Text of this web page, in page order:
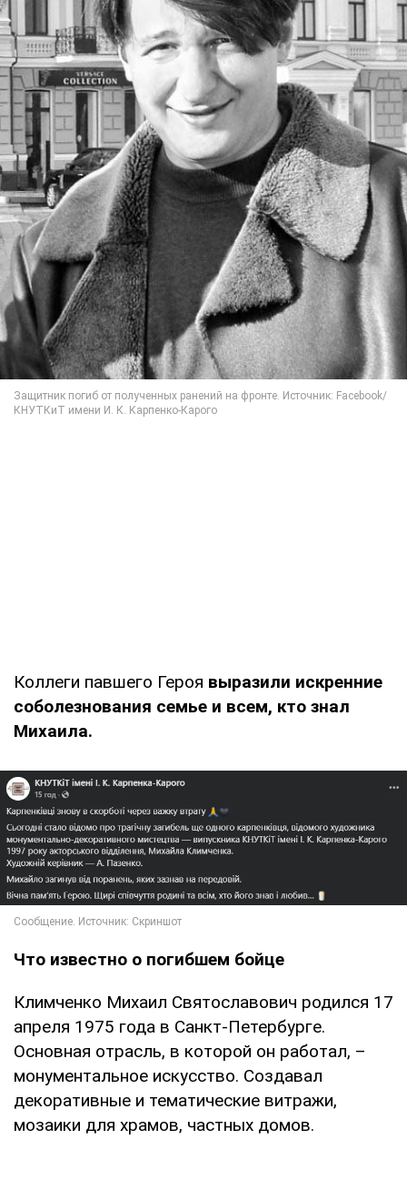
Коллеги павшего Героя выразили искренние
соболезнования семье и всем, кто знал
Михаила.
Что известно о погибшем бойце
Климченко Михаил Святославович родился 17
апреля 1975 года в Санкт-Петербурге.
Основная отрасль, в которой он работал, –
монументальное искусство. Создавал
декоративные и тематические витражи,
мозаики для храмов, частных домов.